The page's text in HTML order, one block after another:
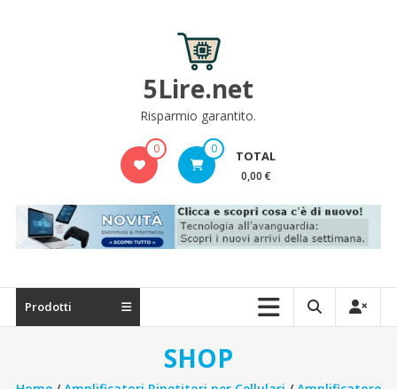
5Lire.net
Risparmio garantito.
0 0 TOTAL
0,00 €
Prodotti
SHOP